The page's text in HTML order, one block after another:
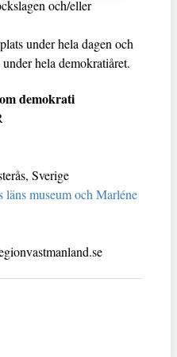
och/eller
under hela dagen och
hela demokratiåret.
demokrati
Sverige
läns museum och Marléne